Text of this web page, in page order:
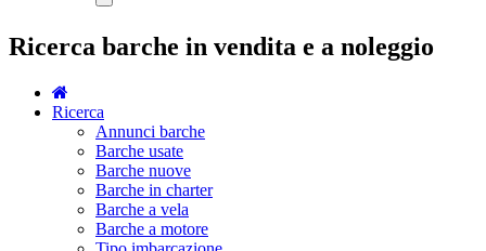
Ricerca barche in vendita e a noleggio
Ricerca
Annunci barche
Barche usate
Barche nuove
Barche in charter
Barche a vela
Barche a motore